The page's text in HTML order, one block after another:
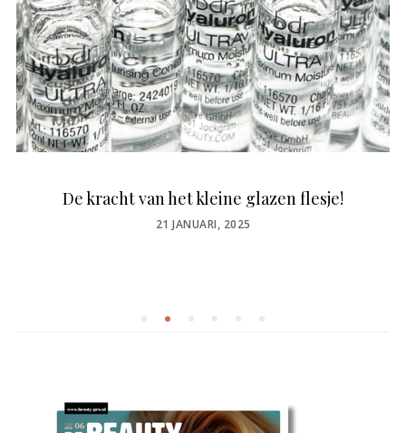
De kracht van het kleine glazen flesje!
POSTED
21 JANUARI, 2025